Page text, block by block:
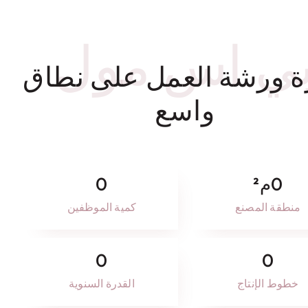
اس مول
ورشة العمل على نطاق
واسع
منطقة المصنع
0م²
كمية الموظفين
0
خطوط الإنتاج
0
القدرة السنوية
0